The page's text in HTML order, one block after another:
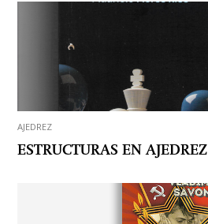
AJEDREZ
ESTRUCTURAS EN AJEDREZ